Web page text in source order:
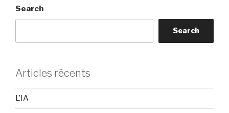
Search
Search
Articles récents
L’IA